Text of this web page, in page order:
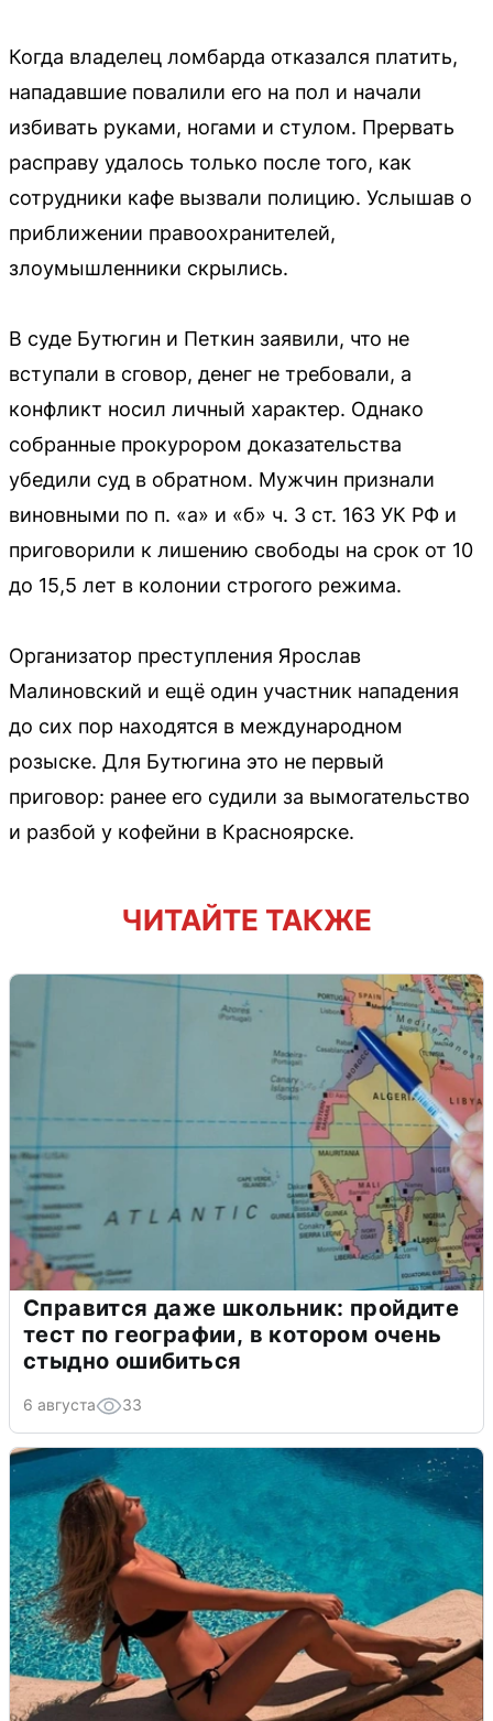
Когда владелец ломбарда отказался платить,
нападавшие повалили его на пол и начали
избивать руками, ногами и стулом. Прервать
расправу удалось только после того, как
сотрудники кафе вызвали полицию. Услышав о
приближении правоохранителей,
злоумышленники скрылись.
В суде Бутюгин и Петкин заявили, что не
вступали в сговор, денег не требовали, а
конфликт носил личный характер. Однако
собранные прокурором доказательства
убедили суд в обратном. Мужчин признали
виновными по п. «а» и «б» ч. 3 ст. 163 УК РФ и
приговорили к лишению свободы на срок от 10
до 15,5 лет в колонии строгого режима.
Организатор преступления Ярослав
Малиновский и ещё один участник нападения
до сих пор находятся в международном
розыске. Для Бутюгина это не первый
приговор: ранее его судили за вымогательство
и разбой у кофейни в Красноярске.
ЧИТАЙТЕ ТАКЖЕ
Справится даже школьник: пройдите
тест по географии, в котором очень
стыдно ошибиться
6 августа 33